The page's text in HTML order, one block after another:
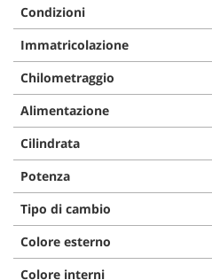
Condizioni
Immatricolazione
Chilometraggio
Alimentazione
Cilindrata
Potenza
Tipo di cambio
Colore esterno
Colore interni
questi
strumenti
di
tracciamento
si
rimanda
alla
cookie
policy.
Puoi
rivedere
e
modificare
le
tue